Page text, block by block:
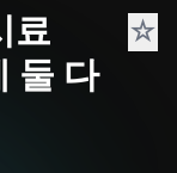
료
둘 다
☆